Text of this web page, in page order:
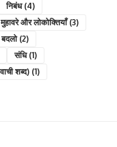
निबंध(4)
मुहावरे और लोकोक्तियाँ(3)
(2)
संधि(1)
शब्द) (1)